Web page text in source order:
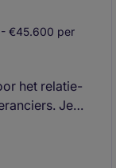
€45.600 per
het relatie-
Je
met